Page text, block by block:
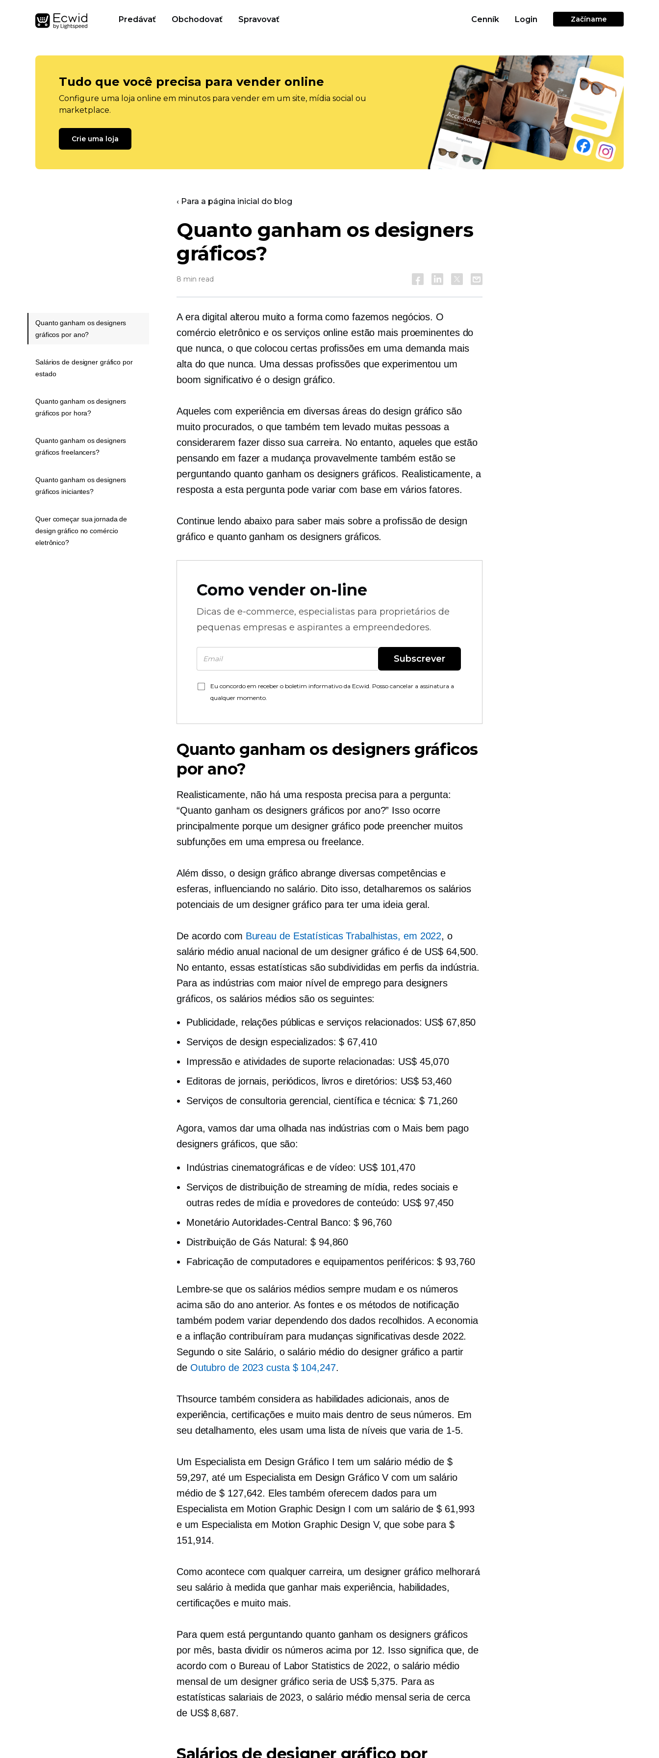
Predávať Obchodovať Spravovať Cenník Login Začíname
Tudo que você precisa para vender online
Configure uma loja online em minutos para vender em um site, mídia social ou
marketplace.
Crie uma loja
‹ Para a página inicial do blog
Quanto ganham os designers
gráficos?
8 min read
A era digital alterou muito a forma como fazemos negócios. O
comércio eletrônico e os serviços online estão mais proeminentes do
que nunca, o que colocou certas profissões em uma demanda mais
alta do que nunca. Uma dessas profissões que experimentou um
boom significativo é o design gráfico.
Aqueles com experiência em diversas áreas do design gráfico são
muito procurados, o que também tem levado muitas pessoas a
considerarem fazer disso sua carreira. No entanto, aqueles que estão
pensando em fazer a mudança provavelmente também estão se
perguntando quanto ganham os designers gráficos. Realisticamente, a
resposta a esta pergunta pode variar com base em vários fatores.
Continue lendo abaixo para saber mais sobre a profissão de design
gráfico e quanto ganham os designers gráficos.
Como vender on-line
Dicas de e-commerce, especialistas para proprietários de
pequenas empresas e aspirantes a empreendedores.
Subscrever
Eu concordo em receber o boletim informativo da Ecwid. Posso cancelar a assinatura a
qualquer momento.
Quanto ganham os designers gráficos
por ano?
Realisticamente, não há uma resposta precisa para a pergunta:
“Quanto ganham os designers gráficos por ano?” Isso ocorre
principalmente porque um designer gráfico pode preencher muitos
subfunções em uma empresa ou freelance.
Além disso, o design gráfico abrange diversas competências e
esferas, influenciando no salário. Dito isso, detalharemos os salários
potenciais de um designer gráfico para ter uma ideia geral.
De acordo com Bureau de Estatísticas Trabalhistas, em 2022, o
salário médio anual nacional de um designer gráfico é de US$ 64,500.
No entanto, essas estatísticas são subdivididas em perfis da indústria.
Para as indústrias com maior nível de emprego para designers
gráficos, os salários médios são os seguintes:
Publicidade, relações públicas e serviços relacionados: US$ 67,850
Serviços de design especializados: $ 67,410
Impressão e atividades de suporte relacionadas: US$ 45,070
Editoras de jornais, periódicos, livros e diretórios: US$ 53,460
Serviços de consultoria gerencial, científica e técnica: $ 71,260
Agora, vamos dar uma olhada nas indústrias com o Mais bem pago
designers gráficos, que são:
Indústrias cinematográficas e de vídeo: US$ 101,470
Serviços de distribuição de streaming de mídia, redes sociais e
outras redes de mídia e provedores de conteúdo: US$ 97,450
MonetárioAutoridades-Central Banco: $ 96,760
Distribuição de Gás Natural: $ 94,860
Fabricação de computadores e equipamentos periféricos: $ 93,760
Lembre-se que os salários médios sempre mudam e os números
acima são do ano anterior. As fontes e os métodos de notificação
também podem variar dependendo dos dados recolhidos. A economia
e a inflação contribuíram para mudanças significativas desde 2022.
Segundo o site Salário, o salário médio do designer gráfico a partir
de Outubro de 2023 custa $ 104,247.
Thsource também considera as habilidades adicionais, anos de
experiência, certificações e muito mais dentro de seus números. Em
seu detalhamento, eles usam uma lista de níveis que varia de 1-5.
Um Especialista em Design Gráfico I tem um salário médio de $
59,297, até um Especialista em Design Gráfico V com um salário
médio de $ 127,642. Eles também oferecem dados para um
Especialista em Motion Graphic Design I com um salário de $ 61,993
e um Especialista em Motion Graphic Design V, que sobe para $
151,914.
Como acontece com qualquer carreira, um designer gráfico melhorará
seu salário à medida que ganhar mais experiência, habilidades,
certificações e muito mais.
Para quem está perguntando quanto ganham os designers gráficos
por mês, basta dividir os números acima por 12. Isso significa que, de
acordo com o Bureau of Labor Statistics de 2022, o salário médio
mensal de um designer gráfico seria de US$ 5,375. Para as
estatísticas salariais de 2023, o salário médio mensal seria de cerca
de US$ 8,687.
Salários de designer gráfico por
Quanto ganham os designers
gráficos por ano?
Salários de designer gráfico por
estado
Quanto ganham os designers
gráficos por hora?
Quanto ganham os designers
gráficos freelancers?
Quanto ganham os designers
gráficos iniciantes?
Quer começar sua jornada de
design gráfico no comércio
eletrônico?